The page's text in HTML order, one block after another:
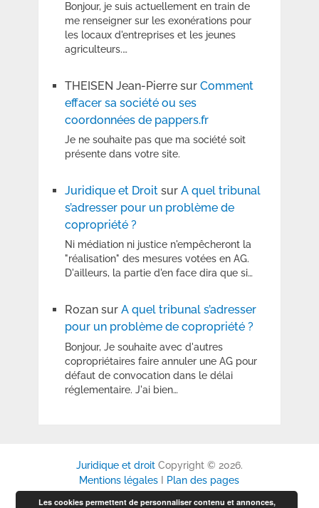
Bonjour, je suis actuellement en train de
me renseigner sur les exonérations pour
les locaux d'entreprises et les jeunes
agriculteurs.…
THEISEN Jean-Pierresur Comment
effacer sa société ou ses
coordonnées de pappers.fr
Je ne souhaite pas que ma société soit
présente dans votre site.
Juridique et Droitsur A quel tribunal
s’adresser pour un problème de
copropriété ?
Ni médiation ni justice n'empêcheront la
"réalisation" des mesures votées en AG.
D'ailleurs, la partie d'en face dira que si…
Rozansur A quel tribunal s’adresser
pour un problème de copropriété ?
Bonjour, Je souhaite avec d'autres
copropriétaires faire annuler une AG pour
défaut de convocation dans le délai
réglementaire. J'ai bien…
Juridique et droitCopyright © 2026.
Mentions légales
Plan des pages
Les cookies permettent de personnaliser contenu et annonces,